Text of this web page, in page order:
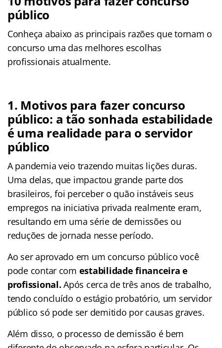
público
Conheça abaixo as principais razões que tornam o
concurso uma das melhores escolhas
profissionais atualmente.
1. Motivos para fazer concurso
público: a tão sonhada estabilidade
é uma realidade para o servidor
público
A pandemia veio trazendo muitas lições duras.
Uma delas, que impactou grande parte dos
brasileiros, foi perceber o quão instáveis seus
empregos na iniciativa privada realmente eram,
resultando em uma série de demissões ou
reduções de jornada nesse período.
Ao ser aprovado em um concurso público você
pode contar com estabilidade financeira e
profissional. Após cerca de três anos de trabalho,
tendo concluído o estágio probatório, um servidor
público só pode ser demitido por causas graves.
Além disso, o processo de demissão é bem